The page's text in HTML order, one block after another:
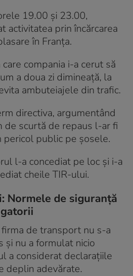
19.00 și 23.00,
activitatea prin încărcarea
în Franța.
compania i-a cerut să
a doua zi dimineață, la
ambuteiajele din trafic.
directiva, argumentând
de scurtă de repaus l-ar fi
public pe șosele.
l-a concediat pe loc și i-a
cheile TIR-ului.
Normele de siguranță
de transport nu s-a
și nu a formulat nicio
a considerat declarațiile
deplin adevărate.